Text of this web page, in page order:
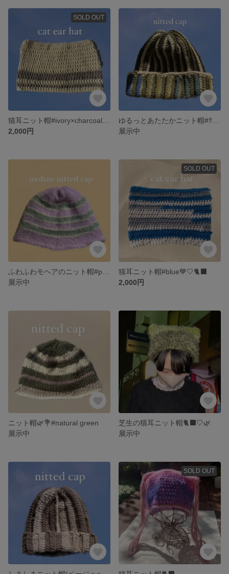
SOLD OUT
2,000円
展示中
展示中
SOLD OUT
猫耳ニット帽#blue💙🤍🐈‍⬛
2,000円
ニット帽🌿💐#natural green
展示中
芝生の猫耳ニット帽🐈‍⬛🤍🌿
展示中
SOLD OUT